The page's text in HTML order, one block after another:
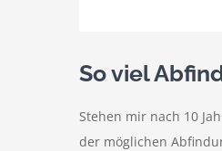
So viel
Stehen mir nach 10
der möglichen